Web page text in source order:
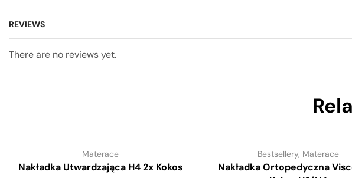
REVIEWS
There are no reviews yet.
Materace
Nakładka Utwardzająca H4 2x Kokos
Bestsellery, Materace
Nakładka Ortopedyczna